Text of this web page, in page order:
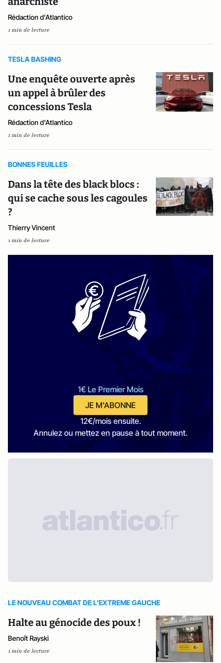
Rédaction d'Atlantico
1 min de lecture
TESLA BASHING
Une enquête ouverte après
un appel à brûler des
concessions Tesla
Rédaction d'Atlantico
1 min de lecture
BONNES FEUILLES
Dans la tête des black blocs :
qui se cache sous les cagoules
?
Thierry Vincent
1 min de lecture
1€ Le Premier Mois
JE M'ABONNE
12€/mois ensuite.
Annulez ou mettez en pause à tout moment.
LE NOUVEAU COMBAT DE L'EXTREME GAUCHE
Halte au génocide des poux !
Benoît Rayski
1 min de lecture